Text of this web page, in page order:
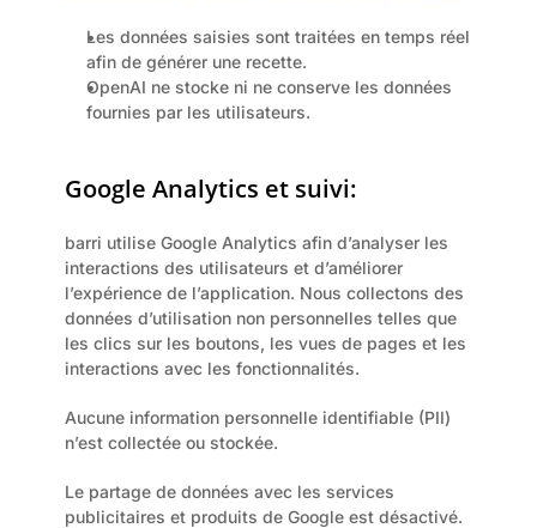
Les données saisies sont traitées en temps réel
afin de générer une recette.
OpenAI ne stocke ni ne conserve les données
fournies par les utilisateurs.
Google Analytics et suivi:
barri utilise Google Analytics afin d’analyser les
interactions des utilisateurs et d’améliorer
l’expérience de l’application. Nous collectons des
données d’utilisation non personnelles telles que
les clics sur les boutons, les vues de pages et les
interactions avec les fonctionnalités.
Aucune information personnelle identifiable (PII)
n’est collectée ou stockée.
Le partage de données avec les services
publicitaires et produits de Google est désactivé.